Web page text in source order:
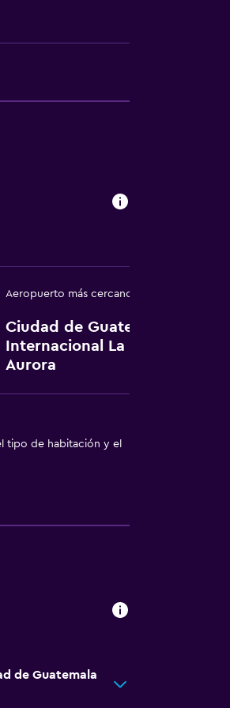
Aeropuerto más cercano
Ciudad de Guatemala
Internacional La
Aurora
tipo de habitación y el
de Guatemala